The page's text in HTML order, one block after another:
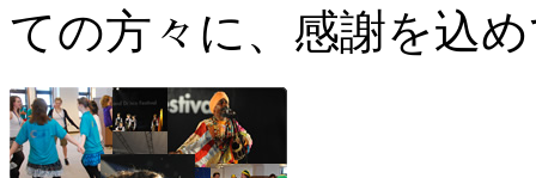
ての方々に、感謝を込